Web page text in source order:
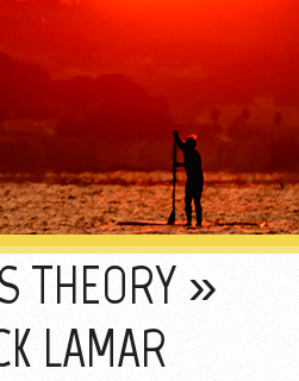
THEORY »
LAMAR